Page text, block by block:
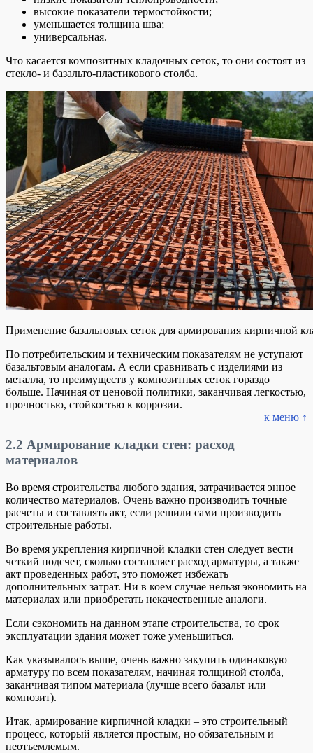
высокие показатели термостойкости;
уменьшается толщина шва;
универсальная.
Что касается композитных кладочных сеток, то они состоят из
стекло- и базальто-пластикового столба.
Применение базальтовых сеток для армирования кирпичной
По потребительским и техническим показателям не уступают
базальтовым аналогам. А если сравнивать с изделиями из
металла, то преимуществ у композитных сеток гораздо
больше. Начиная от ценовой политики, заканчивая легкостью,
прочностью, стойкостью к коррозии.
к меню ↑
2.2 Армирование кладки стен: расход
материалов
Во время строительства любого здания, затрачивается энное
количество материалов. Очень важно производить точные
расчеты и составлять акт, если решили сами производить
строительные работы.
Во время укрепления кирпичной кладки стен следует вести
четкий подсчет, сколько составляет расход арматуры, а также
акт проведенных работ, это поможет избежать
дополнительных затрат. Ни в коем случае нельзя экономить на
материалах или приобретать некачественные аналоги.
Если сэкономить на данном этапе строительства, то срок
эксплуатации здания может тоже уменьшиться.
Как указывалось выше, очень важно закупить одинаковую
арматуру по всем показателям, начиная толщиной столба,
заканчивая типом материала (лучше всего базальт или
композит).
Итак, армирование кирпичной кладки – это строительный
процесс, который является простым, но обязательным и
неотъемлемым.